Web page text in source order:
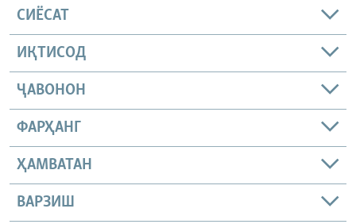
СИЁСАТ
ИҚТИСОД
ҶАВОНОН
ФАРҲАНГ
ҲАМВАТАН
ВАРЗИШ